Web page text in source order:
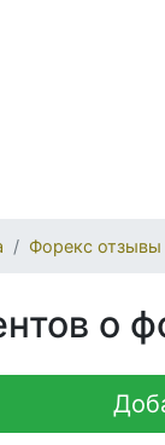
Форекс отзывы
о